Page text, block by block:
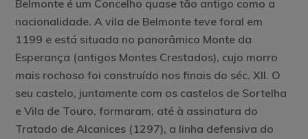
Belmonte é um Concelho quase tão antigo como a
nacionalidade. A vila de Belmonte teve foral em
1199 e está situada no panorâmico Monte da
Esperança (antigos Montes Crestados), cujo morro
mais rochoso foi construído nos finais do séc. XII. O
seu castelo, juntamente com os castelos de Sortelha
e Vila de Touro, formaram, até à assinatura do
Tratado de Alcanices (1297), a linha defensiva do